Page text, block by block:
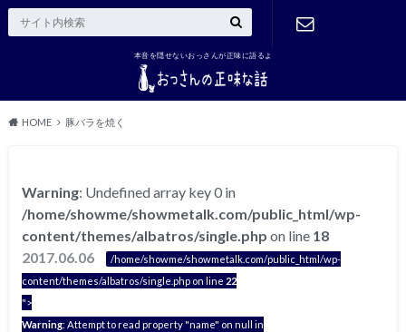
本音を隠せないおっさんが正味に語るよ
HOME 豚バラを焼く
Warning: Undefined array key 0 in
/home/showme/showmetalk.com/public_html/wp-
content/themes/albatros/single.php on line 18
2017.06.06
/home/showme/showmetalk.com/public_html/wp-
content/themes/albatros/single.php on line 22
">
Warning: Attempt to read property "name" on null in